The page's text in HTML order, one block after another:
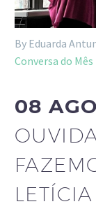
By Eduarda
Conversa do Mês
08